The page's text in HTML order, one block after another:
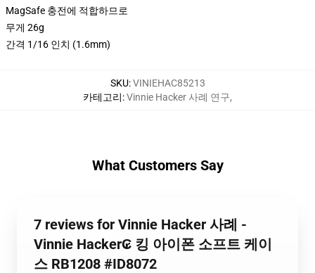
MagSafe 충전에 적합하므로
무게 26g
간격 1/16 인치 (1.6mm)
SKU:VINIEHAC85213
카테고리:Vinnie Hacker 사례 연구,
What Customers Say
7 reviews for Vinnie Hacker 사례 -
Vinnie Hacker₢ 킹 아이폰 소프트 케이
스 RB1208 #ID8072